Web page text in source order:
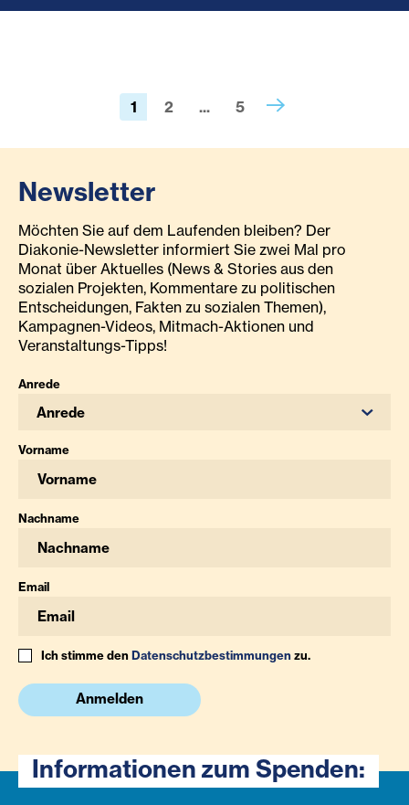
1 2 ... 5
Newsletter
Möchten Sie auf dem Laufenden bleiben? Der
Diakonie-Newsletter informiert Sie zwei Mal pro
Monat über Aktuelles (News & Stories aus den
sozialen Projekten, Kommentare zu politischen
Entscheidungen, Fakten zu sozialen Themen),
Kampagnen-Videos, Mitmach-Aktionen und
Veranstaltungs-Tipps!
Anrede
Anrede
Vorname
Nachname
Email
Ich stimme denDatenschutzbestimmungenzu.
Anmelden
Informationen zum Spenden: